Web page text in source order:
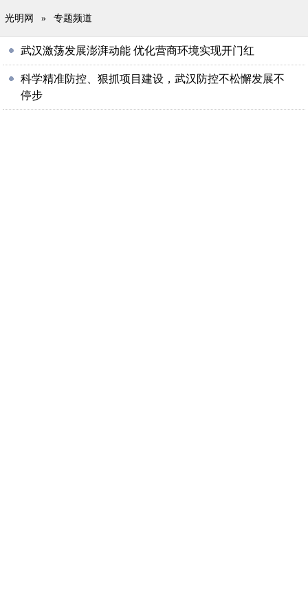
光明网 » 专题频道
武汉激荡发展澎湃动能 优化营商环境实现开门红
科学精准防控、狠抓项目建设，武汉防控不松懈发展不
停步